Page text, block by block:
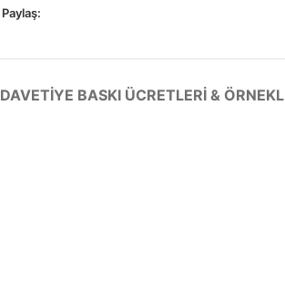
Paylaş:
DAVETIYE BASKI ÜCRETLERI &